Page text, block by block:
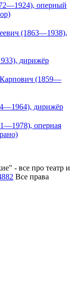
оперный
(1863—1938),
дирижёр
(1859—
дирижёр
оперная
- все про театр и
Все права